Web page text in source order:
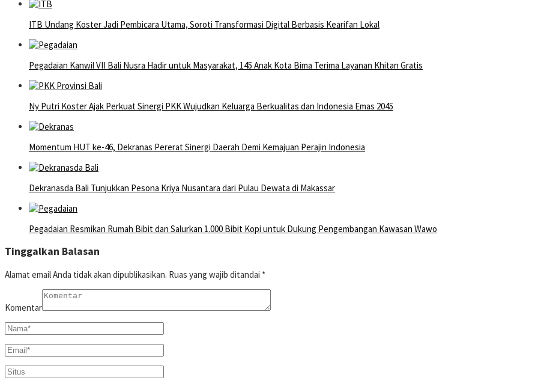
ITB Undang Koster Jadi Pembicara Utama, Soroti Transformasi Digital Berbasis Kearifan Lokal
Pegadaian Kanwil VII Bali Nusra Hadir untuk Masyarakat, 145 Anak Kota Bima Terima Layanan Khitan Gratis
Ny Putri Koster Ajak Perkuat Sinergi PKK Wujudkan Keluarga Berkualitas dan Indonesia Emas 2045
Momentum HUT ke-46, Dekranas Pererat Sinergi Daerah Demi Kemajuan Perajin Indonesia
Dekranasda Bali Tunjukkan Pesona Kriya Nusantara dari Pulau Dewata di Makassar
Pegadaian Resmikan Rumah Bibit dan Salurkan 1.000 Bibit Kopi untuk Dukung Pengembangan Kawasan Wawo
Tinggalkan Balasan
Alamat email Anda tidak akan dipublikasikan. Ruas yang wajib ditandai *
Komentar